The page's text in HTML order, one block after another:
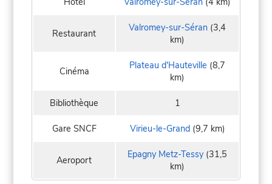
Restaurant Valromey-sur-Séran (3,4
km)
Cinéma Plateau d'Hauteville (8,7
km)
Bibliothèque 1
Gare SNCF Virieu-le-Grand(9,7 km)
Aeroport Epagny Metz-Tessy (31,5
km)